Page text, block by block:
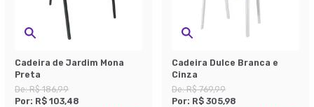
Cadeira de Jardim Mona
Preta
De:R$ 186,99
Por: R$ 103,48
Cadeira Dulce Branca e
Cinza
De:R$ 769,99
Por: R$ 305,98